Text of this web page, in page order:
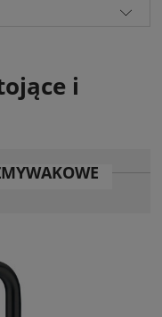
i